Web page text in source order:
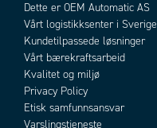
Dette er OEM Automatic AS
Vårt logistikksenter i Sverige
Kundetilpassede løsninger
Vårt bærekraftsarbeid
Kvalitet og miljø
Privacy Policy
Etisk samfunnsansvar
Varslingstjeneste